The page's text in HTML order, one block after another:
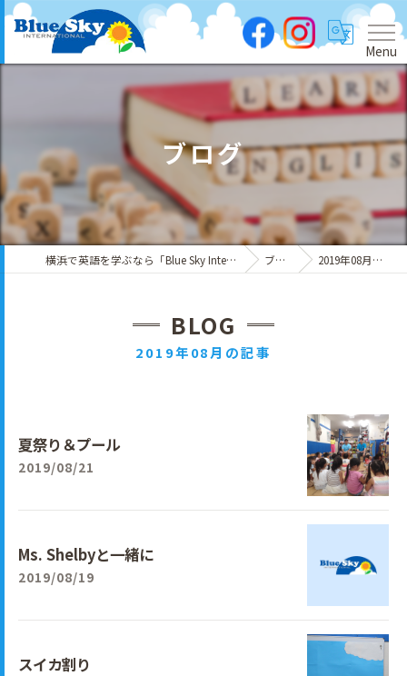
Menu
ブログ
横浜で英語を学ぶなら「Blue Sky International」 ブログ 2019年08月の記事
BLOG
2019年08月の記事
夏祭り＆プール
2019/08/21
Ms. Shelbyと一緒に
2019/08/19
スイカ割り